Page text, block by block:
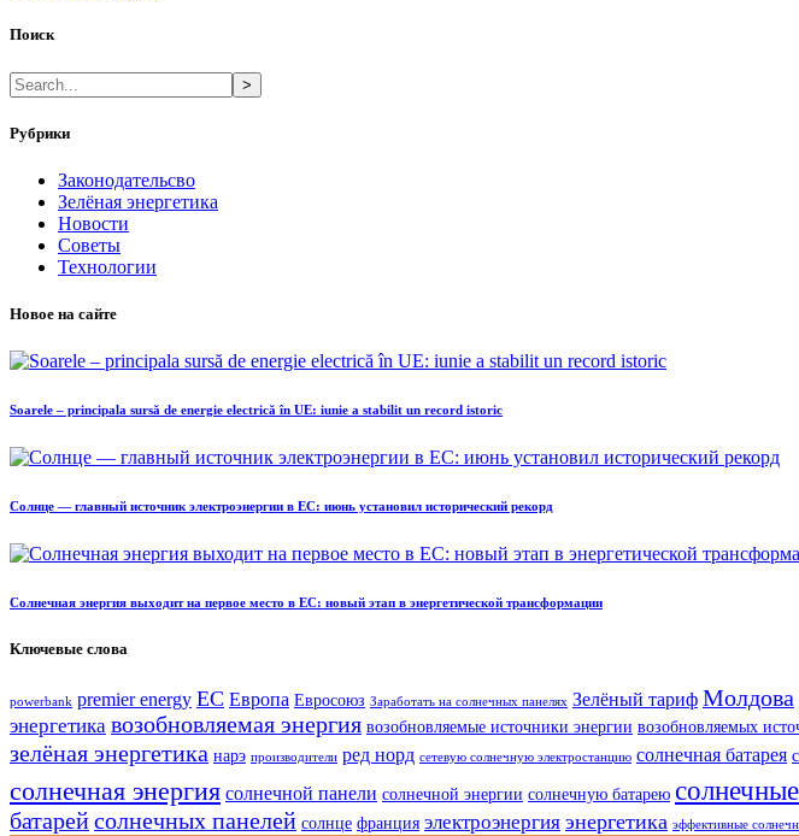
Поиск
>
Рубрики
Законодательсво
Зелёная энергетика
Новости
Советы
Технологии
Новое на сайте
Soarele – principala sursă de energie electrică în UE: iunie a stabilit un record istoric
Солнце — главный источник электроэнергии в ЕС: июнь установил исторический рекорд
Солнечная энергия выходит на первое место в ЕС: новый этап в энергетической трансформации
Ключевые слова
powerbank premier energy ЕС Европа Евросоюз Заработать на солнечных панелях Зелёный тариф Молдова
энергетика возобновляемая энергия возобновляемые источники энергии возобновляемых
зелёная энергетика нарэ производители ред норд сетевую солнечную электростанцию солнечная батарея
солнечная энергия солнечной панели солнечной энергии солнечную батарею
батарейсолнечных панелей солнце франция электроэнергия энергетика эффективные